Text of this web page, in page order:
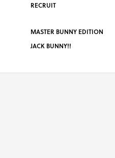
RECRUIT
MASTER BUNNY EDITION
JACK BUNNY!!